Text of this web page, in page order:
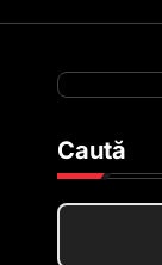
Caută